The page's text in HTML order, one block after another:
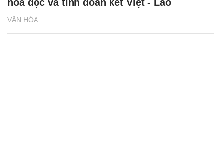
VĂN HÓA
hóa đọc và tình đoàn kết Việt - Lào